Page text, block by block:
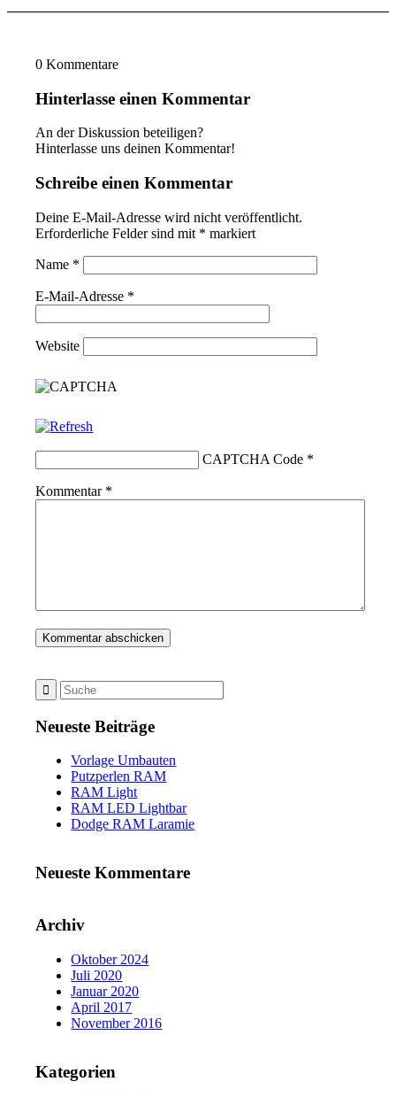
0 Kommentare
Hinterlasse einen Kommentar
An der Diskussion beteiligen?
Hinterlasse uns deinen Kommentar!
Schreibe einen Kommentar
Deine E-Mail-Adresse wird nicht veröffentlicht.
Erforderliche Felder sind mit * markiert
Name *
E-Mail-Adresse *
Website
CAPTCHA Code *
Kommentar *
Neueste Beiträge
Vorlage Umbauten
Putzperlen RAM
RAM Light
RAM LED Lightbar
Dodge RAM Laramie
Neueste Kommentare
Archiv
Oktober 2024
Juli 2020
Januar 2020
April 2017
November 2016
Kategorien